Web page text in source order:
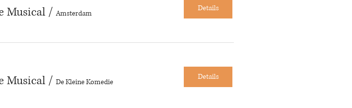
Musical / Amsterdam
Details
Musical / De Kleine Komedie
Details